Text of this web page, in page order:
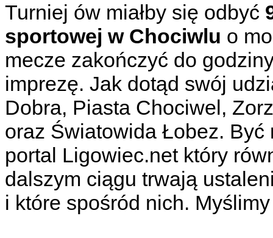
Turniej ów miałby się odbyć
sportowej w Chociwlu o
mecze zakończyć do
imprezę. Jak dotąd swój
Dobra, Piasta Chociwel,
oraz Światowida Łobez.
portal Ligowiec.net który
dalszym ciągu trwają
i które spośród nich.